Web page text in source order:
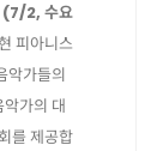
(7/2, 수요
피아니스
악가들의
가의 대
를 제공합